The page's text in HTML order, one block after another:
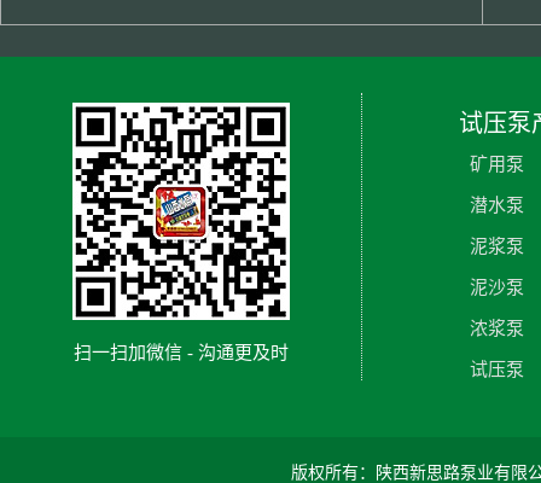
扫一扫加微信 - 沟通更及时
试压泵
矿用泵
潜水泵
泥浆泵
泥沙泵
浓浆泵
试压泵
版权所有：陕西新思路泵业